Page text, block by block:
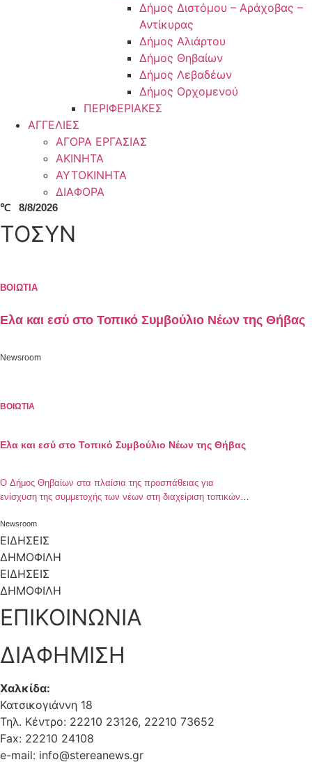
Δήμος Διστόμου – Αράχοβας –
Αντίκυρας
Δήμος Αλιάρτου
Δήμος Θηβαίων
Δήμος Λεβαδέων
Δήμος Ορχομενού
ΠΕΡΙΦΕΡΙΑΚΕΣ
ΑΓΓΕΛΙΕΣ
ΑΓΟΡΑ ΕΡΓΑΣΙΑΣ
ΑΚΙΝΗΤΑ
ΑΥΤΟΚΙΝΗΤΑ
ΔΙΑΦΟΡΑ
℃ 8/8/2026
ΤΟΣΥΝ
ΒΟΙΩΤΙΑ
Ελα και εσύ στο Τοπικό Συμβούλιο Νέων της Θήβας
Newsroom
ΒΟΙΩΤΙΑ
Ελα και εσύ στο Τοπικό Συμβούλιο Νέων της Θήβας
Ο Δήμος Θηβαίων στα πλαίσια της προσπάθειας για
ενίσχυση της συμμετοχής των νέων στη διαχείριση τοπικών
αλλά και την εξοικείωσή τους με τις αρχές της Δημοκρατίας,
επιθυμεί να ενισχύσει τη λειτουργία του Τοπικού Συμβουλίου
Νέων (ΤΟ.ΣΥ.Ν.). Για τον λόγο αυτό, καλεί τους νέους
Newsroom
ΕΙΔΗΣΕΙΣ
ΔΗΜΟΦΙΛΗ
ΕΙΔΗΣΕΙΣ
ΔΗΜΟΦΙΛΗ
ΕΠΙΚΟΙΝΩΝΙΑ
ΔΙΑΦΗΜΙΣΗ
Χαλκίδα:
Κατσικογιάννη 18
Τηλ. Κέντρο: 22210 23126, 22210 73652
Fax: 22210 24108
e-mail: info@stereanews.gr